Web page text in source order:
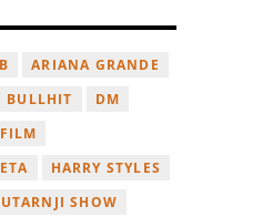
ARIANA GRANDE
BULLHIT
DM
FILM
HARRY STYLES
SHOW